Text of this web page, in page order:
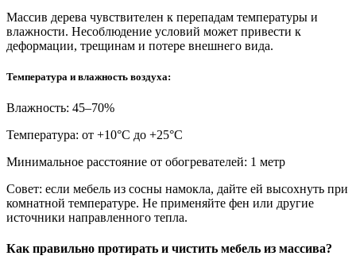
Массив дерева чувствителен к перепадам температуры и
влажности. Несоблюдение условий может привести к
деформации, трещинам и потере внешнего вида.
Температура и влажность воздуха:
Влажность: 45–70%
Температура: от +10°С до +25°С
Минимальное расстояние от обогревателей: 1 метр
Совет: если мебель из сосны намокла, дайте ей высохнуть при
комнатной температуре. Не применяйте фен или другие
источники направленного тепла.
Как правильно протирать и чистить мебель из массива?